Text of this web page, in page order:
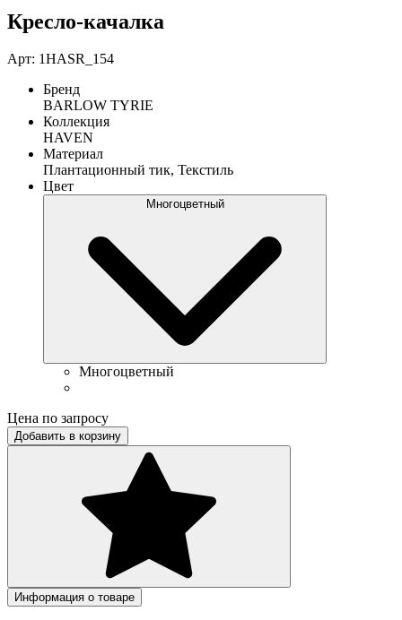
Кресло-качалка
Арт: 1HASR_154
Бренд
BARLOW TYRIE
Коллекция
HAVEN
Материал
Плантационный тик, Текстиль
Цвет
Многоцветный
Многоцветный
Цена по запросу
Добавить в корзину
Информация о товаре